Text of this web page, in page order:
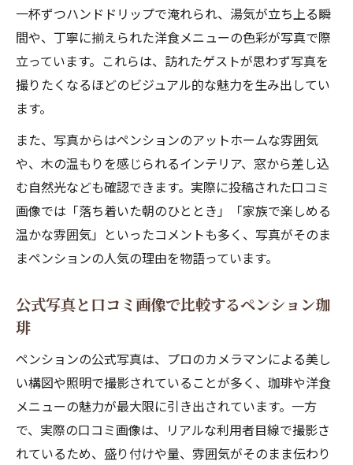
一杯ずつハンドドリップで淹れられ、湯気が立ち上る瞬
間や、丁寧に揃えられた洋食メニューの色彩が写真で際
立っています。これらは、訪れたゲストが思わず写真を
撮りたくなるほどのビジュアル的な魅力を生み出してい
ます。
また、写真からはペンションのアットホームな雰囲気
や、木の温もりを感じられるインテリア、窓から差し込
む自然光なども確認できます。実際に投稿された口コミ
画像では「落ち着いた朝のひととき」「家族で楽しめる
温かな雰囲気」といったコメントも多く、写真がそのま
まペンションの人気の理由を物語っています。
公式写真と口コミ画像で比較するペンション珈
琲
ペンションの公式写真は、プロのカメラマンによる美し
い構図や照明で撮影されていることが多く、珈琲や洋食
メニューの魅力が最大限に引き出されています。一方
で、実際の口コミ画像は、リアルな利用者目線で撮影さ
れているため、盛り付けや量、雰囲気がそのまま伝わり